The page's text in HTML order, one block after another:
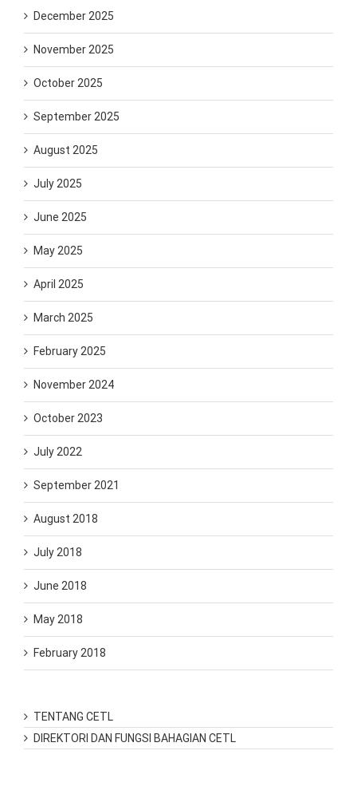
December 2025
November 2025
October 2025
September 2025
August 2025
July 2025
June 2025
May 2025
April 2025
March 2025
February 2025
November 2024
October 2023
July 2022
September 2021
August 2018
July 2018
June 2018
May 2018
February 2018
TENTANG CETL
DIREKTORI DAN FUNGSI BAHAGIAN CETL